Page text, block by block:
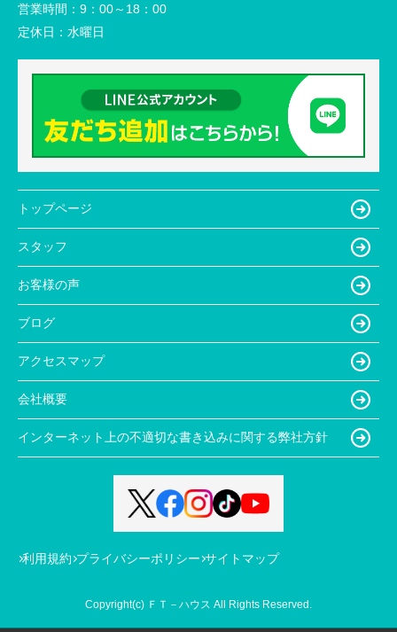
営業時間： 9：00～18：00
定休日： 水曜日
トップページ
スタッフ
お客様の声
ブログ
アクセスマップ
会社概要
インターネット上の不適切な書き込みに関する弊社方針
利用規約 プライバシーポリシー サイトマップ
Copyright(c) ＦＴ－ハウス All Rights Reserved.